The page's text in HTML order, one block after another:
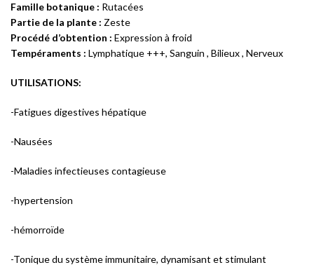
Famille botanique : Rutacées
Partie de la plante : Zeste
Procédé d’obtention : Expression à froid
Tempéraments : Lymphatique +++, Sanguin , Bilieux , Nerveux
UTILISATIONS:
-Fatigues digestives hépatique
-Nausées
-Maladies infectieuses contagieuse
-hypertension
-hémorroïde
-Tonique du système immunitaire, dynamisant et stimulant